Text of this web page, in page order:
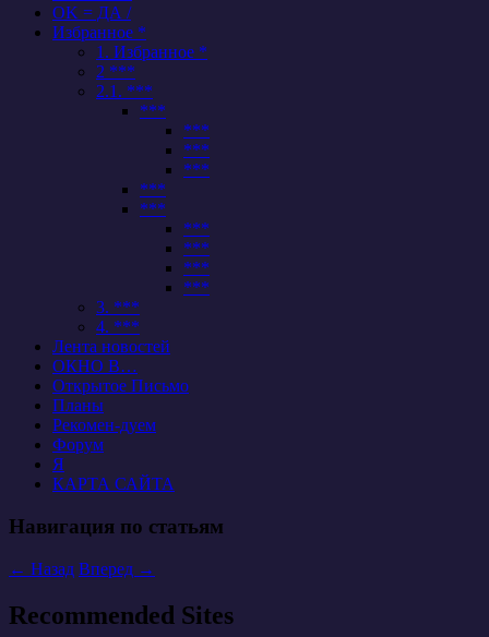
OK = ДА /
Избранное *
1. Избранное *
2 ***
2.1. ***
***
***
***
***
***
***
***
***
***
***
3. ***
4. ***
Лента новостей
ОКНО В…
Открытое Письмо
Планы
Рекомен-дуем
Форум
Я
КАРТА САЙТА
Навигация по статьям
← Назад Вперед →
Recommended Sites